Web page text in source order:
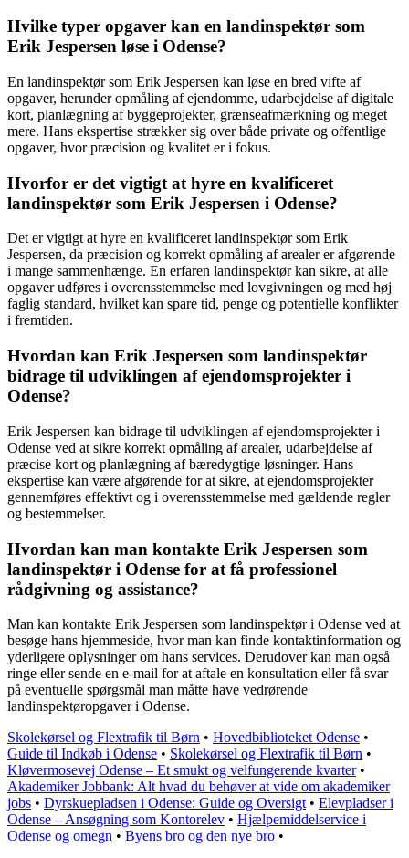
Hvilke typer opgaver kan en landinspektør som
Erik Jespersen løse i Odense?
En landinspektør som Erik Jespersen kan løse en bred vifte af
opgaver, herunder opmåling af ejendomme, udarbejdelse af digitale
kort, planlægning af byggeprojekter, grænseafmærkning og meget
mere. Hans ekspertise strækker sig over både private og offentlige
opgaver, hvor præcision og kvalitet er i fokus.
Hvorfor er det vigtigt at hyre en kvalificeret
landinspektør som Erik Jespersen i Odense?
Det er vigtigt at hyre en kvalificeret landinspektør som Erik
Jespersen, da præcision og korrekt opmåling af arealer er afgørende
i mange sammenhænge. En erfaren landinspektør kan sikre, at alle
opgaver udføres i overensstemmelse med lovgivningen og med høj
faglig standard, hvilket kan spare tid, penge og potentielle konflikter
i fremtiden.
Hvordan kan Erik Jespersen som landinspektør
bidrage til udviklingen af ejendomsprojekter i
Odense?
Erik Jespersen kan bidrage til udviklingen af ejendomsprojekter i
Odense ved at sikre korrekt opmåling af arealer, udarbejdelse af
præcise kort og planlægning af bæredygtige løsninger. Hans
ekspertise kan være afgørende for at sikre, at ejendomsprojekter
gennemføres effektivt og i overensstemmelse med gældende regler
og bestemmelser.
Hvordan kan man kontakte Erik Jespersen som
landinspektør i Odense for at få professionel
rådgivning og assistance?
Man kan kontakte Erik Jespersen som landinspektør i Odense ved at
besøge hans hjemmeside, hvor man kan finde kontaktinformation og
yderligere oplysninger om hans services. Derudover kan man også
ringe eller sende en e-mail for at aftale en konsultation eller få svar
på eventuelle spørgsmål man måtte have vedrørende
landinspektøropgaver i Odense.
Skolekørsel og Flextrafik til Børn • Hovedbiblioteket Odense •
Guide til Indkøb i Odense • Skolekørsel og Flextrafik til Børn •
Kløvermosevej Odense – Et smukt og velfungerende kvarter•
Akademiker Jobbank: Alt hvad du behøver at vide om akademiker
jobs • Dyrskuepladsen i Odense: Guide og Oversigt • Elevpladser i
Odense – Ansøgning som Kontorelev • Hjælpemiddelservice i
Odense og omegn • Byens bro og den nye bro •